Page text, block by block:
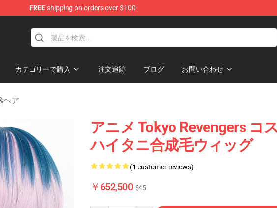
FREEshipping on orders over $100
カテゴリーで購入 注文追跡 ブログ お問い合わせ
ヘア
アニメ Tokyo Revengers コ
ハイタニ合成毛ウィッグ
(1 customer reviews)
￥652,500 $45